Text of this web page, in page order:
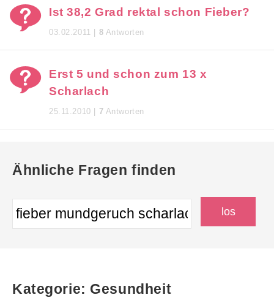
Ist 38,2 Grad rektal schon Fieber?
03.02.2011 | 8 Antworten
Erst 5 und schon zum 13 x
Scharlach
25.11.2010 | 7 Antworten
Ähnliche Fragen finden
Kategorie: Gesundheit